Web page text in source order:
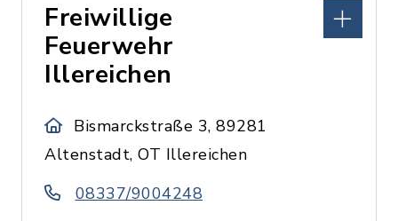
Freiwillige
Feuerwehr
Illereichen
Bismarckstraße 3, 89281
Altenstadt, OT Illereichen
08337/9004248